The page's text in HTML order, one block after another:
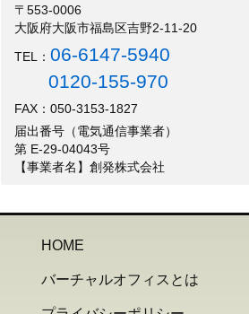
〒553-0006
大阪府大阪市福島区吉野2-11-20
TEL：06-6147-5940
0120-155-970
FAX：050-3153-1827
届出番号（電気通信事業者）
第 E-29-04043号
【事業者名】創発株式会社
HOME
バーチャルオフィスとは